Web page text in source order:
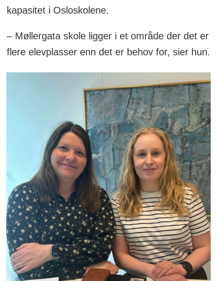
kapasitet i Osloskolene.
– Møllergata skole ligger i et område der det er
flere elevplasser enn det er behov for, sier hun.